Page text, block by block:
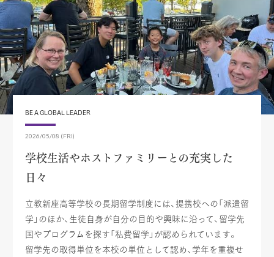
BE A GLOBAL LEADER
2026/05/08 (FRI)
学校生活やホストファミリーとの充実した
日々
立教新座高等学校の長期留学制度には、提携校への「派遣留
学」のほか、生徒自身が自分の目的や興味に沿って、留学先
国やプログラムを探す「私費留学」が認められています。
留学先の取得単位を本校の単位として認め、学年を重複せ